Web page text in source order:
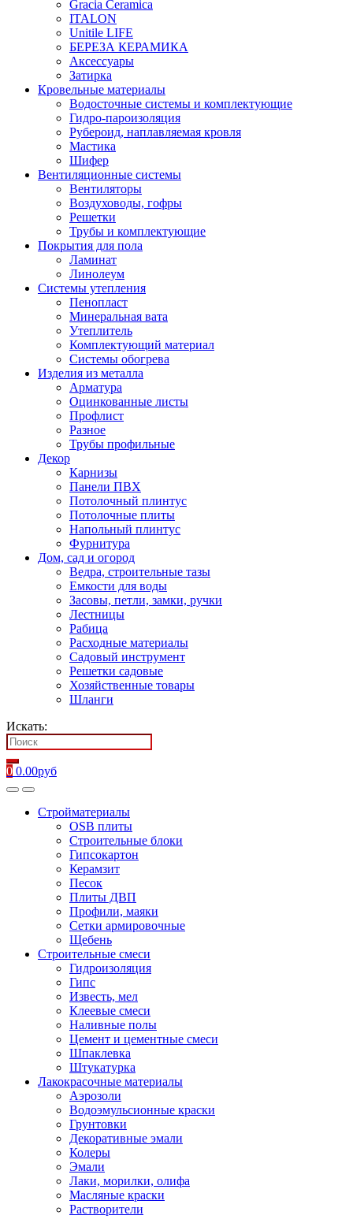
Gracia Ceramica
ITALON
Unitile LIFE
БЕРЕЗА КЕРАМИКА
Аксессуары
Затирка
Кровельные материалы
Водосточные системы и комплектующие
Гидро-пароизоляция
Рубероид, наплавляемая кровля
Мастика
Шифер
Вентиляционные системы
Вентиляторы
Воздуховоды, гофры
Решетки
Трубы и комплектующие
Покрытия для пола
Ламинат
Линолеум
Системы утепления
Пенопласт
Минеральная вата
Утеплитель
Комплектующий материал
Системы обогрева
Изделия из металла
Арматура
Оцинкованные листы
Профлист
Разное
Трубы профильные
Декор
Карнизы
Панели ПВХ
Потолочный плинтус
Потолочные плиты
Напольный плинтус
Фурнитура
Дом, сад и огород
Ведра, строительные тазы
Емкости для воды
Засовы, петли, замки, ручки
Лестницы
Рабица
Расходные материалы
Садовый инструмент
Решетки садовые
Хозяйственные товары
Шланги
Искать:
0 0.00руб
Стройматериалы
OSB плиты
Строительные блоки
Гипсокартон
Керамзит
Песок
Плиты ДВП
Профили, маяки
Сетки армировочные
Щебень
Строительные смеси
Гидроизоляция
Гипс
Известь, мел
Клеевые смеси
Наливные полы
Цемент и цементные смеси
Шпаклевка
Штукатурка
Лакокрасочные материалы
Аэрозоли
Водоэмульсионные краски
Грунтовки
Декоративные эмали
Колеры
Эмали
Лаки, морилки, олифа
Масляные краски
Растворители